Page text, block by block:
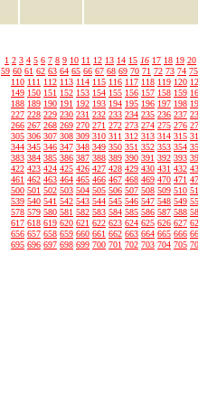
1 2 3 4 5 6 7 8 9 10 11 12 13 14 15 16 17 18 19 20
59 60 61 62 63 64 65 66 67 68 69 70 71 72 73 74 75
110 111 112 113 114 115 116 117 118 119 120
149 150 151 152 153 154 155 156 157 158 159
188 189 190 191 192 193 194 195 196 197 198
227 228 229 230 231 232 233 234 235 236 237
266 267 268 269 270 271 272 273 274 275 276
305 306 307 308 309 310 311 312 313 314 315
344 345 346 347 348 349 350 351 352 353 354
383 384 385 386 387 388 389 390 391 392 393
422 423 424 425 426 427 428 429 430 431 432
461 462 463 464 465 466 467 468 469 470 471
500 501 502 503 504 505 506 507 508 509 510
539 540 541 542 543 544 545 546 547 548 549
578 579 580 581 582 583 584 585 586 587 588
617 618 619 620 621 622 623 624 625 626 627
656 657 658 659 660 661 662 663 664 665 666
695 696 697 698 699 700 701 702 703 704 705